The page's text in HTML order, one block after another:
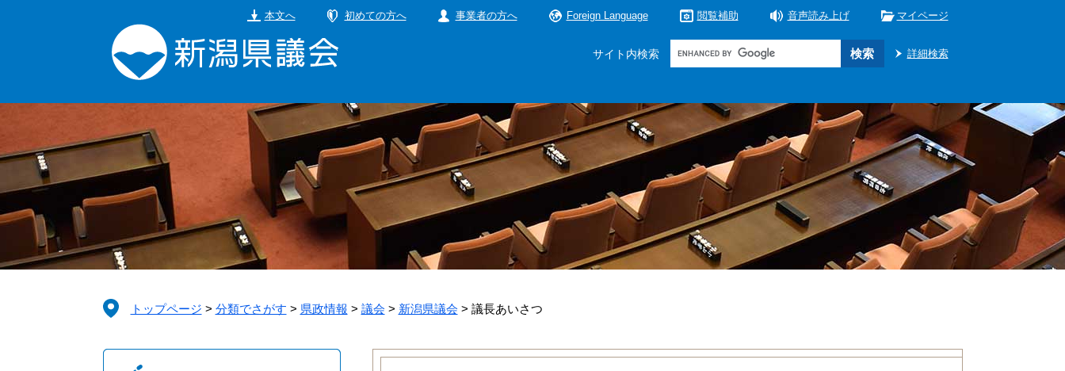
頭
飛
て
へ
本文へ 初めての方へ 事業者の方へ Foreign Language 閲覧補助 音声読み上げ マイページ
サイト内検索
Google
ム
索
詳細検索
トップページ > 分類でさがす > 県政情報 > 議会 > 新潟県議会 > 議長あいさつ
本